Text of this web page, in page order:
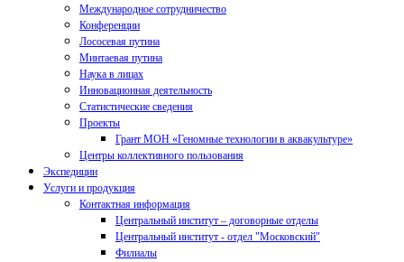
Международное сотрудничество
Конференции
Лососевая путина
Минтаевая путина
Наука в лицах
Инновационная деятельность
Статистические сведения
Проекты
Грант МОН «Геномные технологии в аквакультуре»
Центры коллективного пользования
Экспедиции
Услуги и продукция
Контактная информация
Центральный институт – договорные отделы
Центральный институт - отдел "Московский"
Филиалы